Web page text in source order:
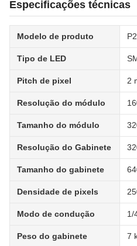
Especificações técnicas
Modelo de produto P2
Tipo de LED
Pitch de pixel 2
Resolução do módulo
Tamanho do módulo
Resolução do Gabinete
Tamanho do gabinete
Densidade de pixels
Modo de condução 1/
Peso do gabinete 7